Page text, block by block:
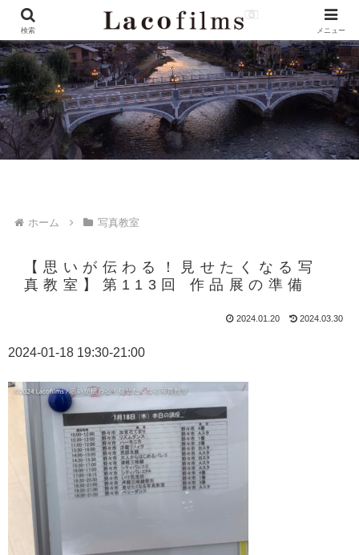
ホーム 写真教室
【思いが伝わる！見せたくなる写
真教室】第113回 作品展の準備
2024.01.20 2024.03.30
2024-01-18 19:30-21:00
検索 メニュー